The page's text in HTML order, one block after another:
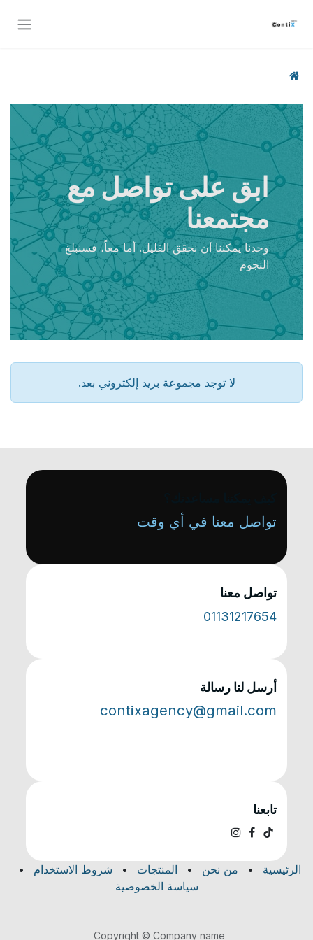
ابق على تواصل مع
مجتمعنا
وحدنا يمكننا أن نحقق القليل. أما معاً، فسنبلغ
النجوم
لا توجد مجموعة بريد إلكتروني بعد.
تواصل معنا في أي وقت
تواصل معنا
01131217654
أرسل لنا رسالة
contixagency@gmail.com
تابعنا
الرئيسية • من نحن • المنتجات • شروط الاستخدام
•
سياسة الخصوصية
Copyright © Company name